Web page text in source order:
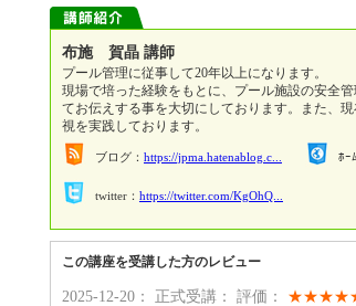
布施 賀晶 講師
プール管理に従事して20年以上になります。
現場で培った経験をもとに、プール施設の安全
てお伝えする事を大切にしております。また、
視を実践しております。
ブログ： https://jpma.hatenablog.c... ﾎｰ
twitter： https://twitter.com/KgOhQ...
この講座を受講した方のレビュー
2025-12-20： 正式受講： 評価： ★★★★